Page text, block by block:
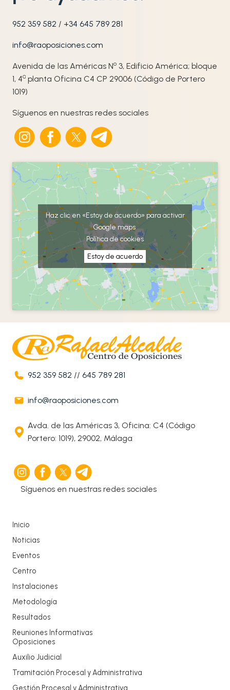
952 359 582 / +34 645 789 281
info@raoposiciones.com
Avenida de las Américas No 3, Edificio América; bloque
1, 4ª planta Oficina C4 CP 29006 (Código de Portero
1019)
Síguenos en nuestras redes sociales
Haz clic en «Estoy de acuerdo» para activar
Google maps
Política de cookies
Estoy de acuerdo
952 359 582 //645 789 281
info@raoposiciones.com
Avda. de las Américas 3, Oficina: C4 (Código
Portero: 1019), 29002, Málaga
Síguenos en nuestras redes sociales
Inicio
Noticias
Eventos
Centro
Instalaciones
Metodología
Resultados
Reuniones Informativas
Oposiciones
Auxilio Judicial
Tramitación Procesal y Administrativa
Gestión Procesal y Administrativa